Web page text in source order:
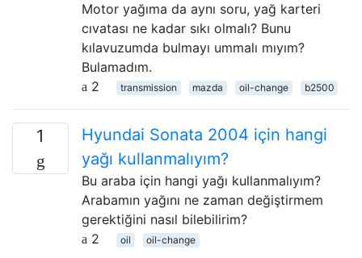
Motor yağıma da aynı soru, yağ karteri
cıvatası ne kadar sıkı olmalı? Bunu
kılavuzumda bulmayı ummalı mıyım?
Bulamadım.
2
transmission mazda oil-change b2500
1
Hyundai Sonata 2004 için hangi
yağı kullanmalıyım?
Bu araba için hangi yağı kullanmalıyım?
Arabamın yağını ne zaman değiştirmem
gerektiğini nasıl bilebilirim?
2
oil oil-change